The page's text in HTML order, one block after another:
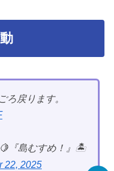
ろ戻ります。
『島むすめ！』🏝
22, 2025